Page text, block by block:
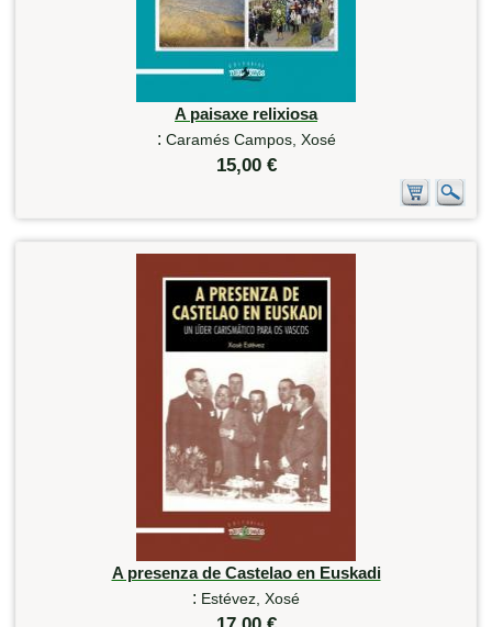
A paisaxe relixiosa
: Caramés Campos, Xosé
15,00 €
A presenza de Castelao en Euskadi
: Estévez, Xosé